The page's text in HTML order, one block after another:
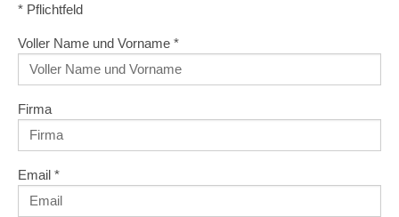
* Pflichtfeld
Voller Name und Vorname *
Firma
Email *